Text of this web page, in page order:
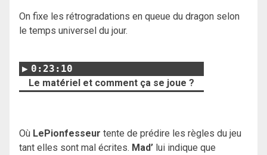
On fixe les rétrogradations en queue du dragon selon
le temps universel du jour.
0:23:10
Le matériel et comment ça se joue ?
Où LePionfesseur tente de prédire les règles du jeu
tant elles sont mal écrites. Mad’ lui indique que